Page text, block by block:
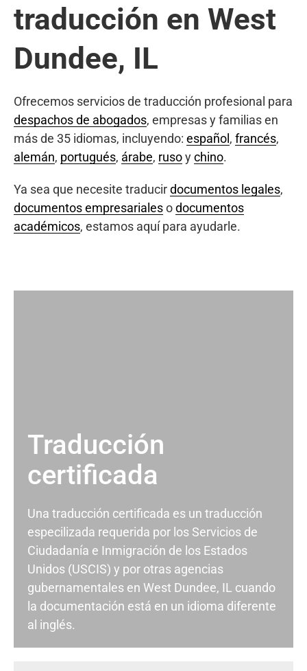
traducción en West
Dundee, IL
Ofrecemos servicios de traducción profesional para
despachos de abogados, empresas y familias en
más de 35 idiomas, incluyendo: español , francés,
alemán, portugués, árabe, rusoychino.
Ya sea que necesite traducirdocumentos legales,
documentos empresarialesodocumentos
académicos, estamos aquí para ayudarle.
Traducción
certificada
Una traducción certificada es un traducción
especilizada requerida por los Servicios de
Ciudadanía e Inmigración de los Estados
Unidos (USCIS) y por otras agencias
gubernamentales en West Dundee, IL cuando
la documentación está en un idioma diferente
al inglés.